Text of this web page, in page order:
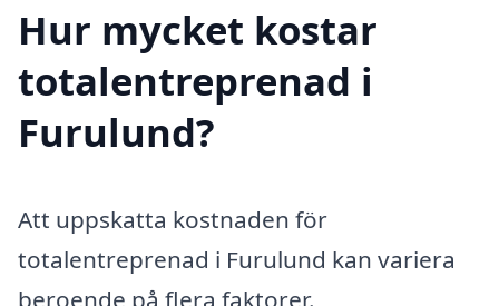
Hur mycket kostar
totalentreprenad i
Furulund?
Att uppskatta kostnaden för
totalentreprenad i Furulund kan variera
beroende på flera faktorer.